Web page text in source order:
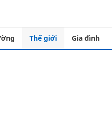
Thế giới Gia đình